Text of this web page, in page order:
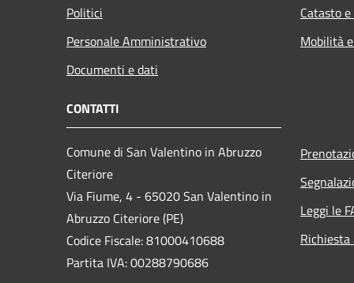
Politici
Personale Amministrativo
Documenti e dati
Catasto
Mobilità
CONTATTI
Comune di San Valentino in Abruzzo
Citeriore
Via Fiume, 4 - 65020 San Valentino in
Abruzzo Citeriore (PE)
Codice Fiscale: 81000410688
Partita IVA: 00288790686
Leggi le